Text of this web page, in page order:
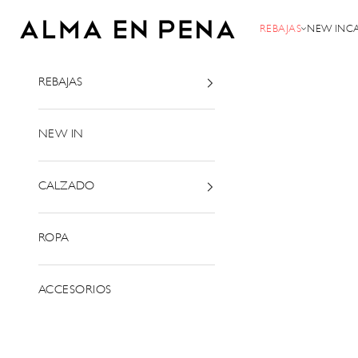
Alma en Pena
REBAJAS NEW IN
REBAJAS
NEW IN
CALZADO
ROPA
ACCESORIOS